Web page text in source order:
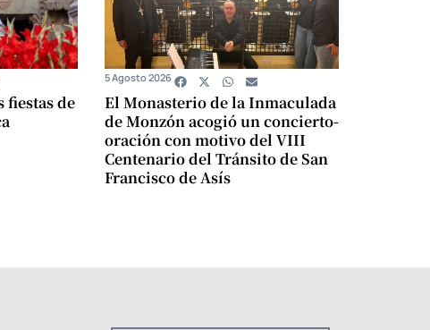
fiestas de
El Monasterio de la Inmaculada
de Monzón acogió un concierto-
oración con motivo del VIII
Centenario del Tránsito de San
Francisco de Asís
5 Agosto 2026